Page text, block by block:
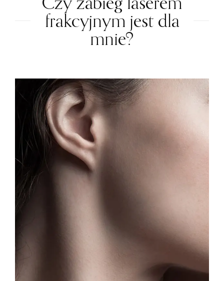
frakcyjnym jest dla
mnie?